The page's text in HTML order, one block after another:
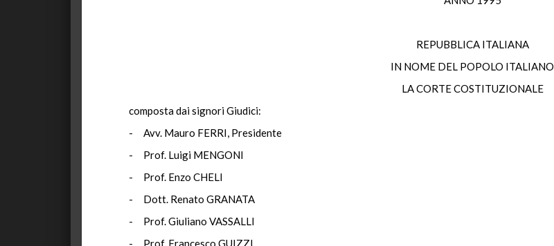
REPUBBLICA ITALIANA
IN NOME DEL POPOLO ITALIANO
LA CORTE COSTITUZIONALE
composta dai signori Giudici:
- Avv. Mauro FERRI, Presidente
- Prof. Luigi MENGONI
- Prof. Enzo CHELI
- Dott. Renato GRANATA
- Prof. Giuliano VASSALLI
- Prof. Francesco GUIZZI